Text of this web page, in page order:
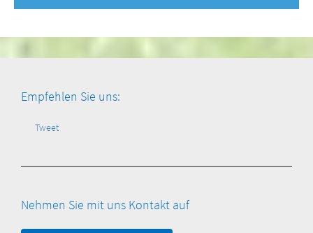
Empfehlen Sie uns:
Tweet
Nehmen Sie mit uns Kontakt auf